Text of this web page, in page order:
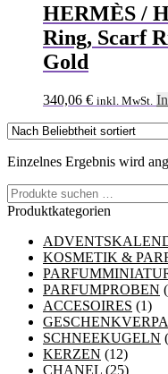
HERMÈS /
Ring, Scarf
Gold
340,06 € inkl. MwSt.
Einzelnes Ergebnis wird
Suchen
nach:
Produktkategorien
KOSMETIK &
PARFUMPROBEN
ACCESOIRES (1)
SCHNEEKUGELN
KERZEN (12)
CHANEL (25)